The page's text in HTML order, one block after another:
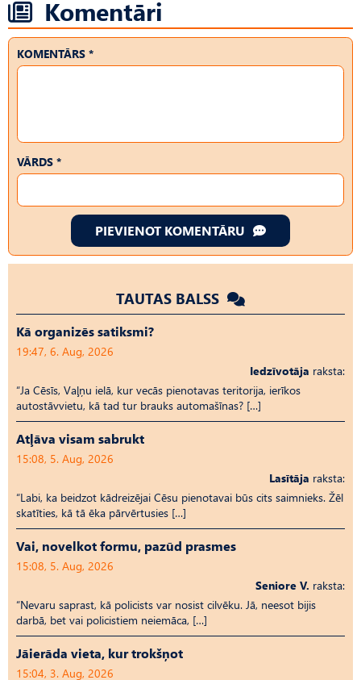
Komentāri
KOMENTĀRS *
VĀRDS *
PIEVIENOT KOMENTĀRU
TAUTAS BALSS
Kā organizēs satiksmi?
19:47, 6. Aug, 2026
Iedzīvotāja raksta:
“Ja Cēsīs, Vaļņu ielā, kur vecās pienotavas teritorija, ierīkos
autostāvvietu, kā tad tur brauks automašīnas? […]
Atļāva visam sabrukt
15:08, 5. Aug, 2026
Lasītāja raksta:
“Labi, ka beidzot kādreizējai Cēsu pienotavai būs cits saimnieks. Žēl
skatīties, kā tā ēka pārvērtusies […]
Vai, novelkot formu, pazūd prasmes
15:08, 5. Aug, 2026
Seniore V. raksta:
“Nevaru saprast, kā policists var nosist cilvēku. Jā, neesot bijis
darbā, bet vai policistiem neiemāca, […]
Jāierāda vieta, kur trokšņot
15:04, 3. Aug, 2026